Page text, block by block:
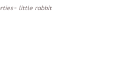
little rabbit